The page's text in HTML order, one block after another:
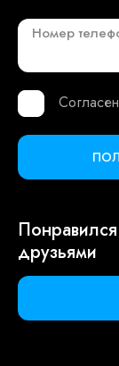
Номер
друзьями